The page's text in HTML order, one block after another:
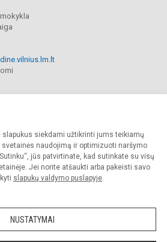
siekdami užtikrinti jums teikiamų
svetainės naudojimą ir optimizuoti naršymo
jūs patvirtinate, kad sutinkate su visų
Jei norite atšaukti arba pakeisti savo
slapukų valdymo puslapyje.
NUSTATYMAI
pradinė mokykla. Visos teisės saugomos.
gimnazijos sutikimo griežtai draudžiama.
paraiška Slapukų valdymas